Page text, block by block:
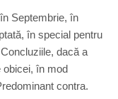
Septembrie, în
în special pentru
dacă a
obicei, în mod
contra.